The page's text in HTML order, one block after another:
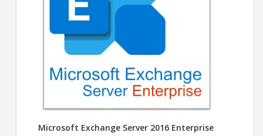
Microsoft Exchange Server 2016 Enterprise